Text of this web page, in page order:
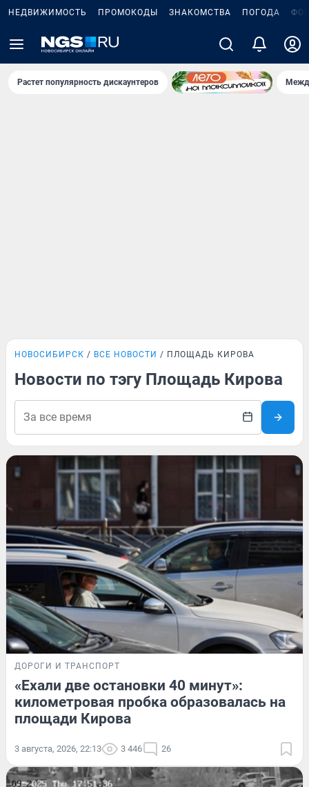
НЕДВИЖИМОСТЬ ПРОМОКОДЫ ЗНАКОМСТВА ПОГОДА
Растет популярность дискаунтеров
НОВОСИБИРСК ВСЕ НОВОСТИ ПЛОЩАДЬ КИРОВА
Новости по тэгу Площадь Кирова
ДОРОГИ И ТРАНСПОРТ
«Ехали две остановки 40 минут»:
километровая пробка образовалась на
площади Кирова
3 августа, 2026, 22:13 3 446 26